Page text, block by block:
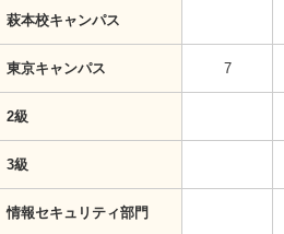
萩本校キャンパス
東京キャンパス 7
2級
3級
情報セキュリティ部門